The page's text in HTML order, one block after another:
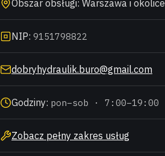
Obszar obsługi: Warszawa i okolice
NIP: 9151798822
dobryhydraulik.buro@gmail.com
Godziny: pon–sob · 7:00–19:00
Zobacz pełny zakres usług